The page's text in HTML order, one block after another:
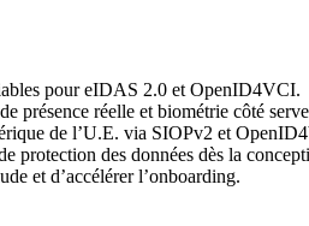
pour eIDAS 2.0 et OpenID4VCI.
présence réelle et biométrie côté
de l’U.E. via SIOPv2 et
protection des données dès la
et d’accélérer l’onboarding.